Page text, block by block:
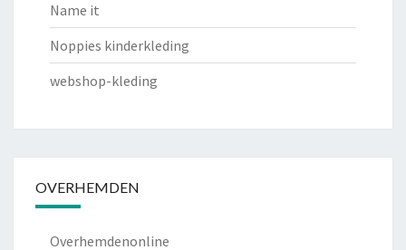
Name it
Noppies kinderkleding
webshop-kleding
OVERHEMDEN
Overhemdenonline